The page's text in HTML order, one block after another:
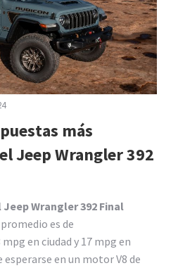
más
Jeep Wrangler 392
Wrangler 392 Final
es de
en ciudad y 17 mpg en
esperarse en un motor V8 de